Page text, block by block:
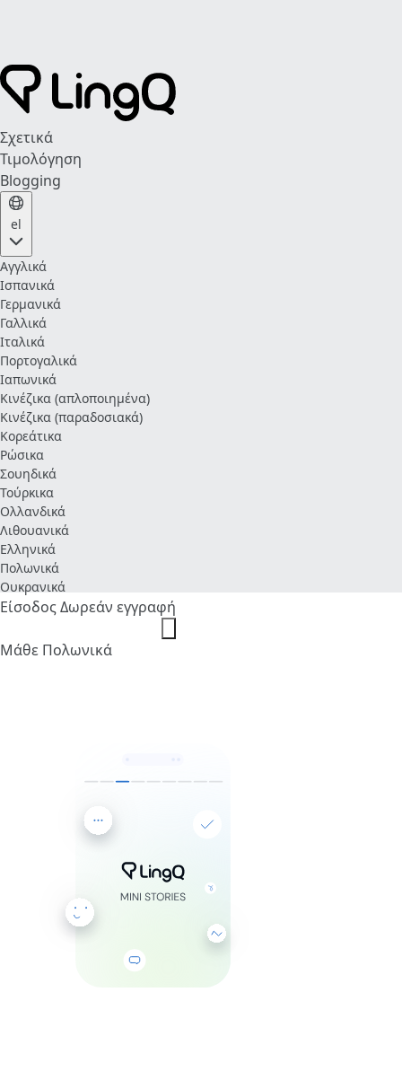
Σχετικά
Τιμολόγηση
Blogging
el
Αγγλικά
Ισπανικά
Γερμανικά
Γαλλικά
Ιταλικά
Πορτογαλικά
Ιαπωνικά
Κινέζικα (απλοποιημένα)
Κινέζικα (παραδοσιακά)
Κορεάτικα
Ρώσικα
Σουηδικά
Τούρκικα
Ολλανδικά
Λιθουανικά
Ελληνικά
Πολωνικά
Ουκρανικά
ΕίσοδοςΔωρεάν εγγραφή
Μάθε Πολωνικά